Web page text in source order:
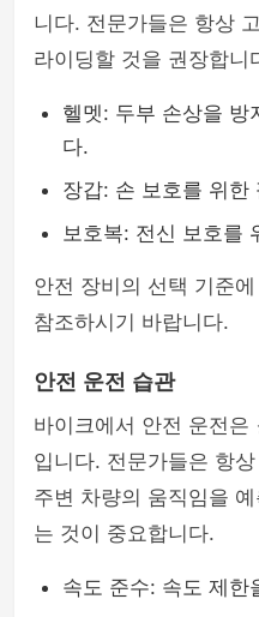
니다. 전문가들은 항상
라이딩할 것을 권장합니
헬멧: 두부 손상을 방
다.
장갑: 손 보호를 위한
보호복: 전신 보호를
안전 장비의 선택 기준
참조하시기 바랍니다.
안전 운전 습관
바이크에서 안전 운전은
입니다. 전문가들은 항
주변 차량의 움직임을
는 것이 중요합니다.
속도 준수: 속도 제한